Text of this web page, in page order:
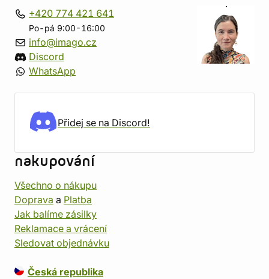
+420 774 421 641
Po-pá 9:00-16:00
info@imago.cz
Discord
WhatsApp
Přidej se na Discord!
nakupování
Všechno o nákupu
Doprava a Platba
Jak balíme zásilky
Reklamace a vrácení
Sledovat objednávku
Česká republika